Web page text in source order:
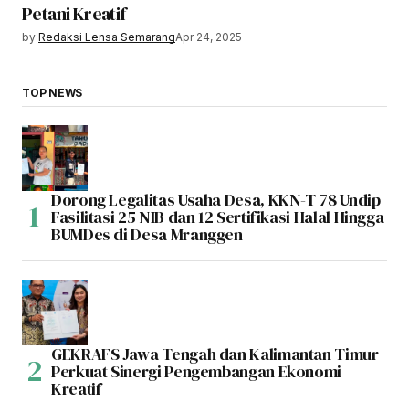
Petani Kreatif
by Redaksi Lensa SemarangApr 24, 2025
TOP NEWS
Dorong Legalitas Usaha Desa, KKN-T 78 Undip
Fasilitasi 25 NIB dan 12 Sertifikasi Halal Hingga
BUMDes di Desa Mranggen
GEKRAFS Jawa Tengah dan Kalimantan Timur
Perkuat Sinergi Pengembangan Ekonomi
Kreatif